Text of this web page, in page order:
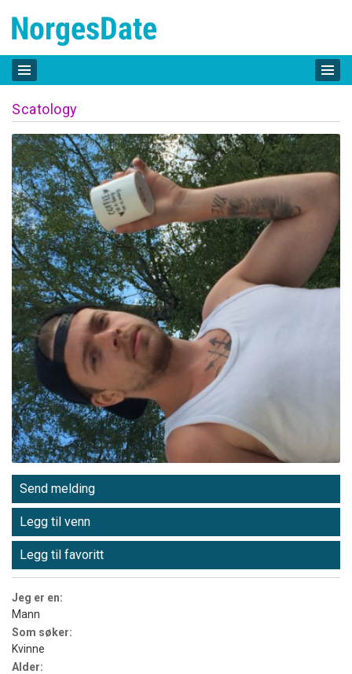
Scatology
Send melding
Legg til venn
Legg til favoritt
Jeg er en:
Mann
Som søker:
Kvinne
Alder: